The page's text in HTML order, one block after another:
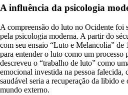
A influência da psicologia
A compreensão do luto no Ocidente foi
pela psicologia moderna. A partir do
com seu ensaio “Luto e Melancolia” de
para entender o luto como um
descreveu o “trabalho de luto” como
emocional investida na pessoa falecida,
saudável seria a recuperação da libido
mundo externo.